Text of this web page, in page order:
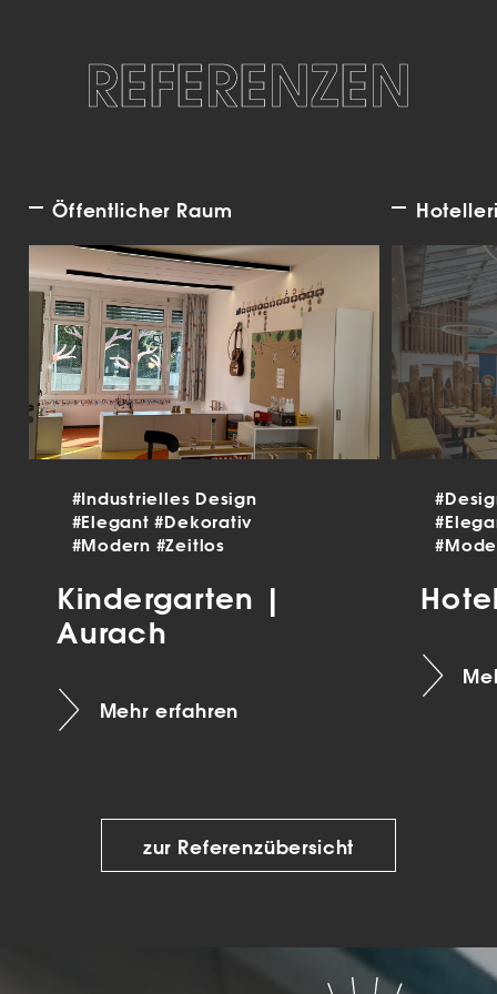
REFERENZEN
Öffentlicher Raum
#Industrielles Design
#Elegant#Dekorativ
#Modern #Zeitlos
Kindergarten |
Aurach
Mehr erfahren
zur Referenzübersicht